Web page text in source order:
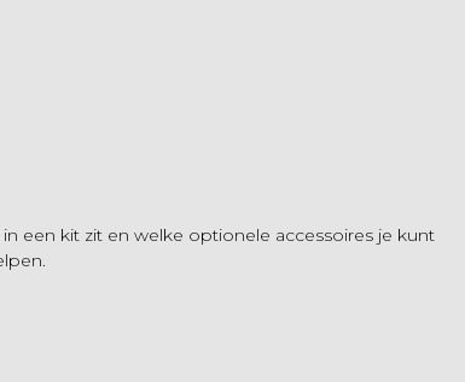
een kit zit en welke optionele accessoires je kunt